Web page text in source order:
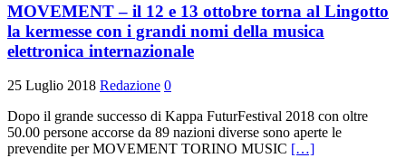
MOVEMENT – il 12 e 13 ottobre torna al Lingotto
la kermesse con i grandi nomi della musica
elettronica internazionale
25 Luglio 2018 Redazione 0
Dopo il grande successo di Kappa FuturFestival 2018 con oltre
50.00 persone accorse da 89 nazioni diverse sono aperte le
prevendite per MOVEMENT TORINO MUSIC […]